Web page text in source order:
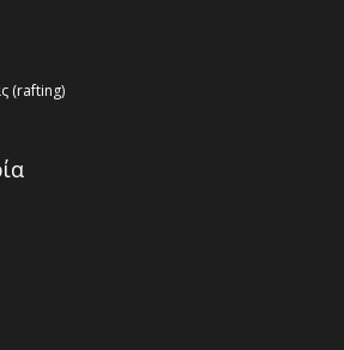
(rafting)